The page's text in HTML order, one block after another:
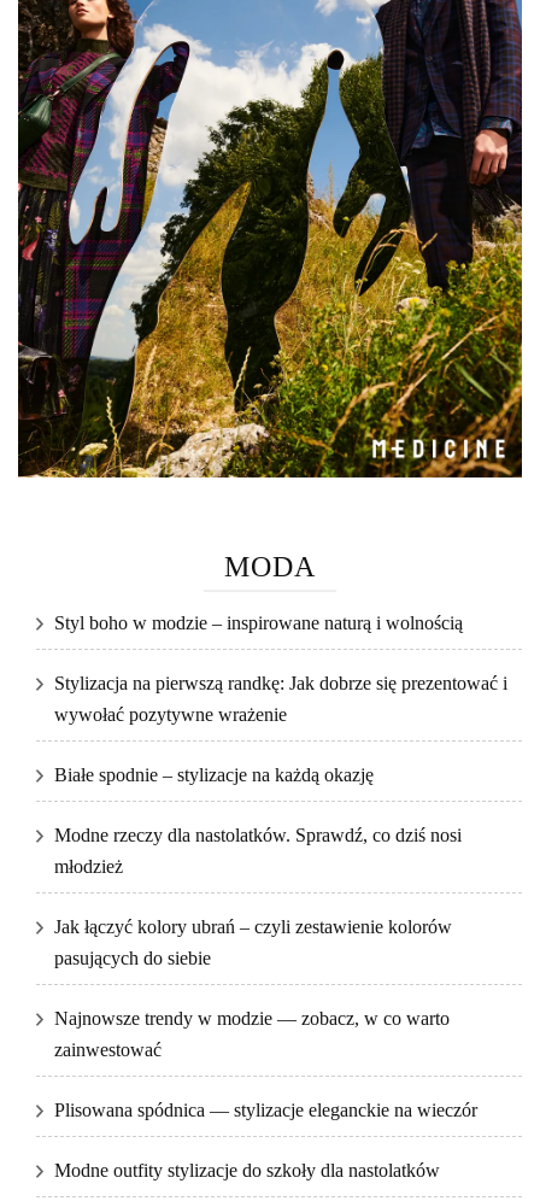
MODA
Styl boho w modzie – inspirowane naturą i wolnością
Stylizacja na pierwszą randkę: Jak dobrze się prezentować i
wywołać pozytywne wrażenie
Białe spodnie – stylizacje na każdą okazję
Modne rzeczy dla nastolatków. Sprawdź, co dziś nosi
młodzież
Jak łączyć kolory ubrań – czyli zestawienie kolorów
pasujących do siebie
Najnowsze trendy w modzie — zobacz, w co warto
zainwestować
Plisowana spódnica — stylizacje eleganckie na wieczór
Modne outfity stylizacje do szkoły dla nastolatków